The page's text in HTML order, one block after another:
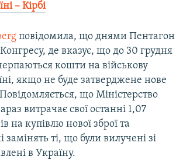
– Кірбі
повідомила, що днями Пентагон
де вказує, що до 30 грудня
кошти на військову
якщо не буде затверджене нове
що Міністерство
витрачає свої останні 1,07
на купівлю нової зброї та
замінять ті, що були вилучені зі
в Україну.